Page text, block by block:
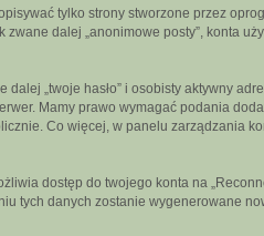
tylko strony stworzone przez
dalej „anonimowe posty”, konta
„twoje hasło” i osobisty aktywny
Mamy prawo wymagać podania
Co więcej, w panelu zarządzania
dostęp do twojego konta na
tych danych zostanie wygenerowane